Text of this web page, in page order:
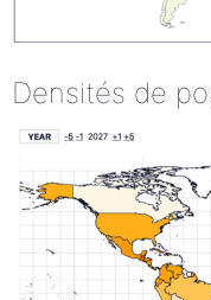
Densités de